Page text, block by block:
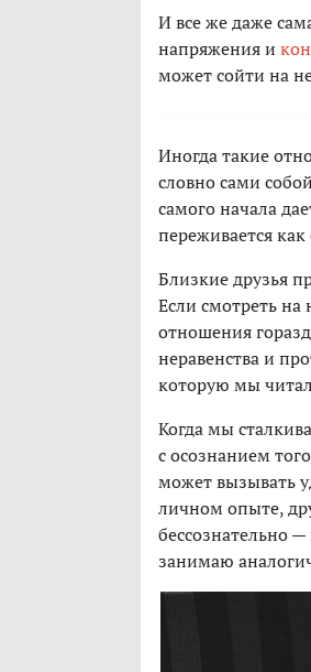
И все же даже
напряжения и
может сойти на
Иногда такие
словно сами
самого начала
переживается
Близкие друзья
Если смотреть на
отношения
неравенства и
которую мы
Когда мы
с осознанием
может вызывать
личном опыте,
бессознательно
занимаю